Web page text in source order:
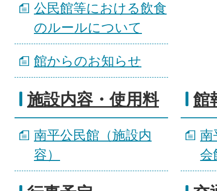
公民館等における飲食
のルールについて
館からのお知らせ
施設内容・使用料
南平公民館（施設内
容）
館
南
会